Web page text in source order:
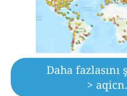
Daha
>